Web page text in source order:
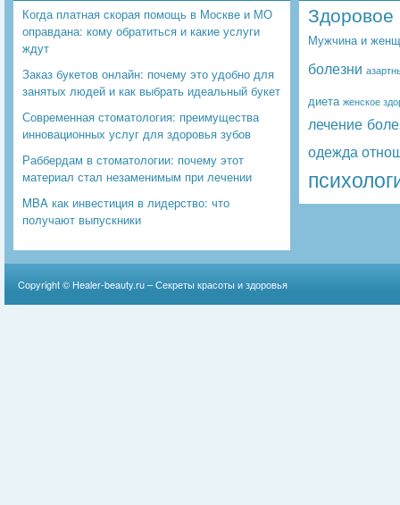
Когда платная скорая помощь в Москве и МО
оправдана: кому обратиться и какие услуги
ждут
Заказ букетов онлайн: почему это удобно для
занятых людей и как выбрать идеальный букет
Современная стоматология: преимущества
инновационных услуг для здоровья зубов
Раббердам в стоматологии: почему этот
материал стал незаменимым при лечении
MBA как инвестиция в лидерство: что
получают выпускники
Здоровое
Мужчина и
болезни
диета женское
лечение
одежда
Copyright © Healer-beauty.ru – Секреты красоты и здоровья